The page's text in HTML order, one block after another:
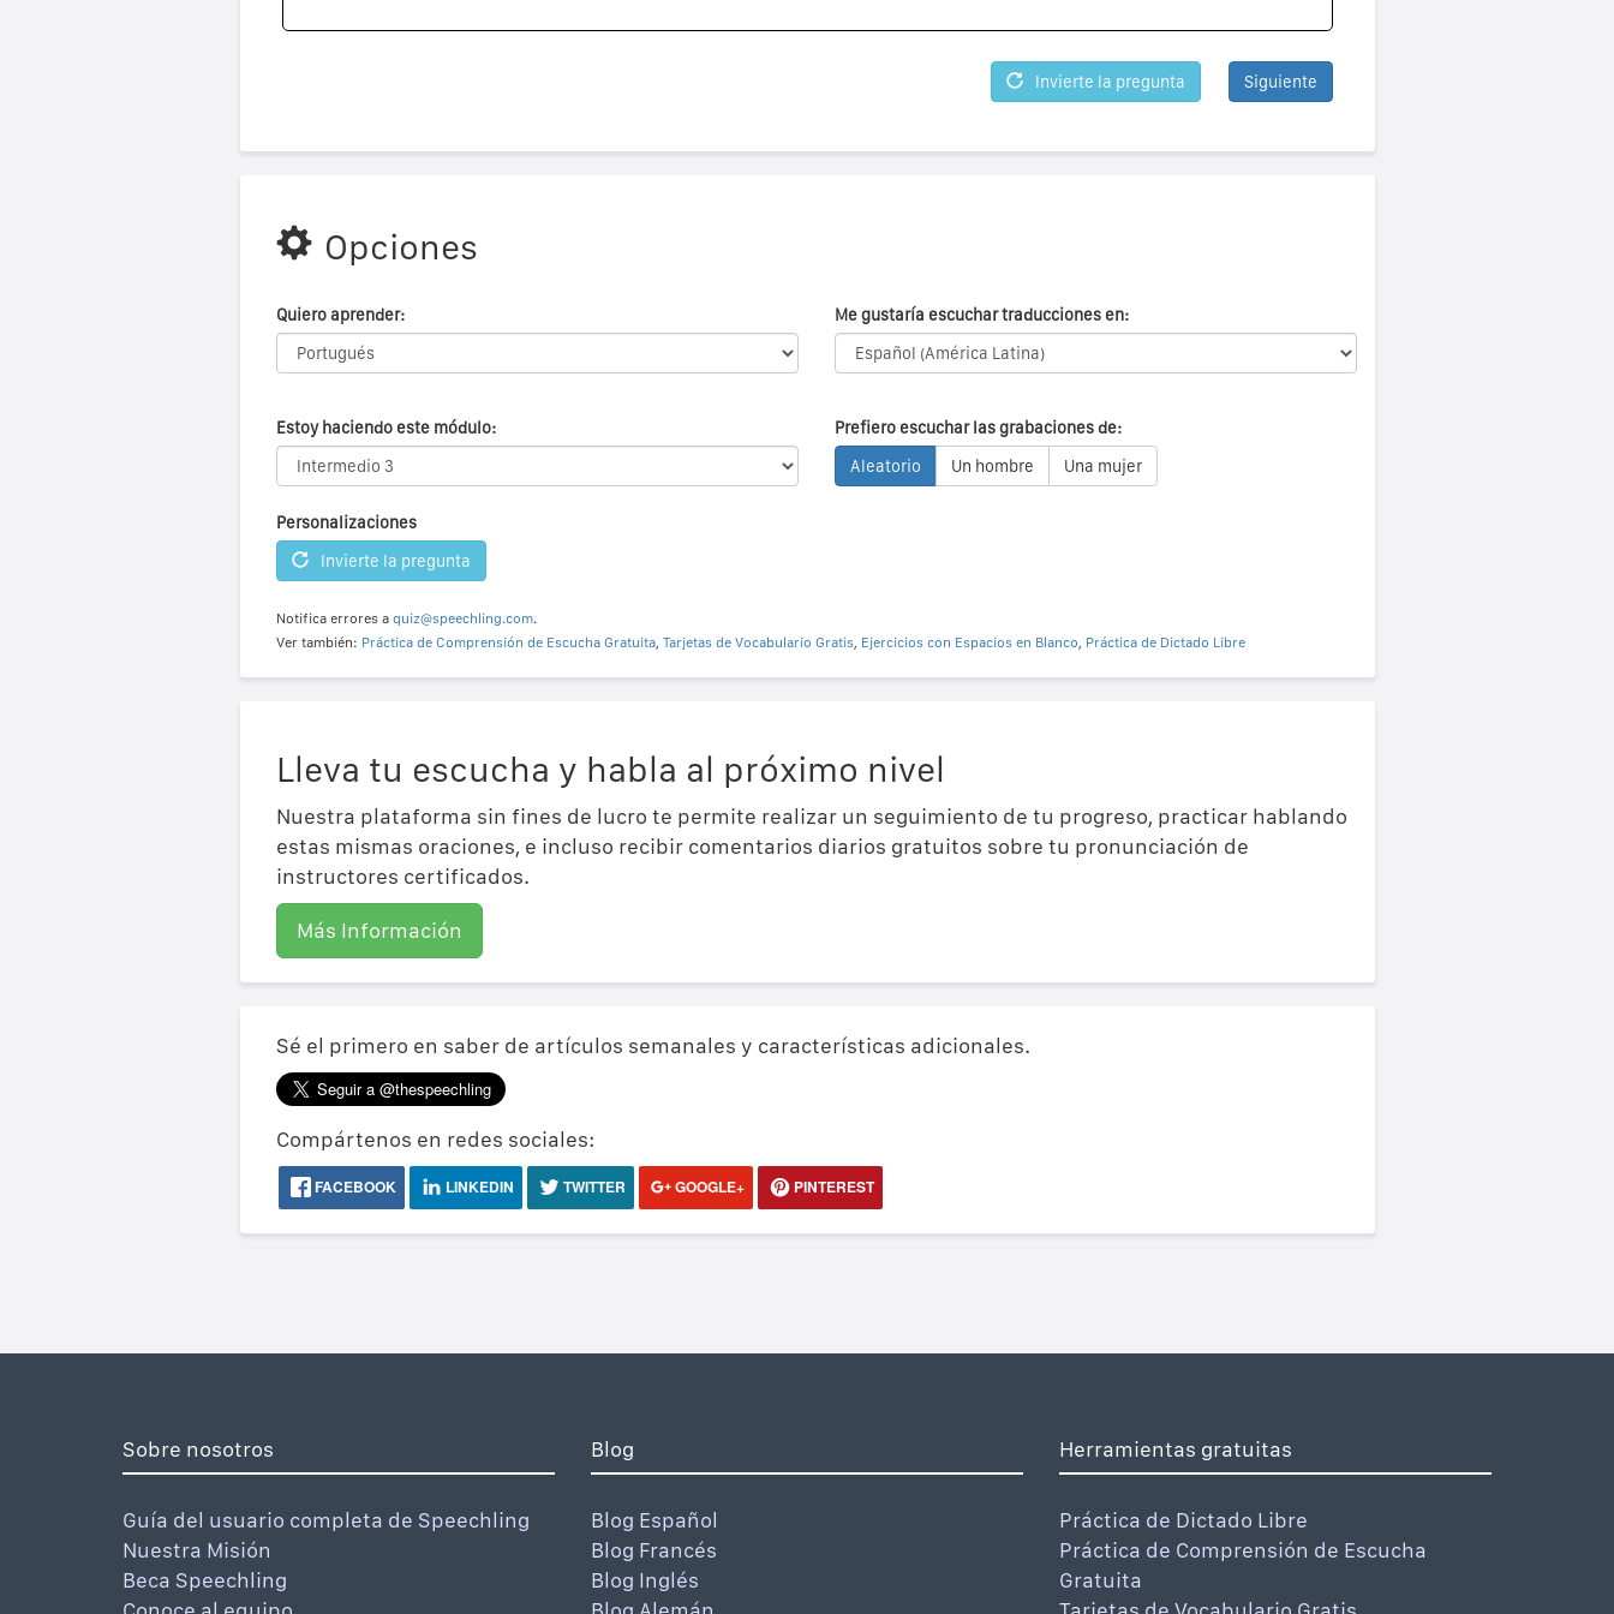
Invierte la pregunta Siguiente
Opciones
Quiero aprender: Me gustaría escuchar traducciones en:
Estoy haciendo este módulo:
Prefiero escuchar las grabaciones de:
Aleatorio
Un hombre Una mujer
Personalizaciones
Invierte la pregunta
Notifica errores a quiz@speechling.com.
Ver también: Práctica de Comprensión de Escucha Gratuita, Tarjetas de Vocabulario Gratis, Ejercicios con Espacios en Blanco, Práctica de Dictado Libre
Lleva tu escucha y habla al próximo nivel
Nuestra plataforma sin fines de lucro te permite realizar un seguimiento de tu progreso, practicar hablando
estas mismas oraciones, e incluso recibir comentarios diarios gratuitos sobre tu pronunciación de
instructores certificados.
Más Información
Sé el primero en saber de artículos semanales y características adicionales.
Compártenos en redes sociales:
FACEBOOK LINKEDIN TWITTER GOOGLE+ PINTEREST
Sobre nosotros
Guía del usuario completa de Speechling
Nuestra Misión
Beca Speechling
Blog
Blog Español
Blog Francés
Blog Inglés
Herramientas gratuitas
Práctica de Dictado Libre
Práctica de Comprensión de Escucha
Gratuita